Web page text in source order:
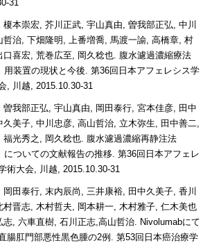
31
榎本崇宏, 芥川正武, 宇山真由, 曽我部正弘, 中川
哲治, 下畑隆明, 上番増喬, 馬渡一諭, 高橋章, 村
喜宏, 荒巻広至, 岡久稔也. 腹水濾過濃縮療法
用装置の現状と今後. 第36回日本アフェレシス学
, 川越, 2015.10.30-31
曽我部正弘, 宇山真由, 岡田泰行, 宮本佳彦, 田中
久美子, 中川忠彦, 高山哲治, 立木弥生, 田中善二,
光秀之, 岡久稔也. 腹水濾過濃縮再静注法
についての文献報告の推移. 第36回日本アフェレ
術大会, 川越, 2015.10.30-31
岡田泰行, 末内辰尚, 三井康裕, 田中久美子, 香川
村晋志, 木村哲夫, 岡本耕一, 木村雅子, 仁木美也
志, 六車直樹, 石川正志,高山哲治. Nivolumabにて
腸肛門部悪性黒色腫の2例. 第53回日本癌治療学